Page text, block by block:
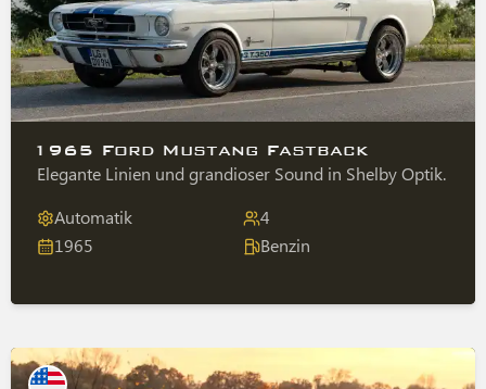
1965 Ford Mustang Fastback
Elegante Linien und grandioser Sound in Shelby Optik.
Automatik
4
1965
Benzin